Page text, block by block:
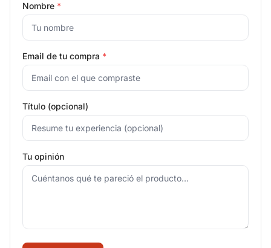
Nombre *
Email de tu compra *
Título (opcional)
Tu opinión